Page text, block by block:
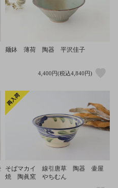
麺鉢 薄荷 陶器 平沢佳子
4,400円(税込4,840円)
そばマカイ 線引唐草 陶器 壷屋
焼 陶眞窯 やちむん